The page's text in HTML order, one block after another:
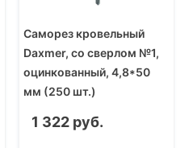
Саморез кровельный
Daxmer, со сверлом №1,
оцинкованный, 4,8*50
мм (250 шт.)
1 322 руб.